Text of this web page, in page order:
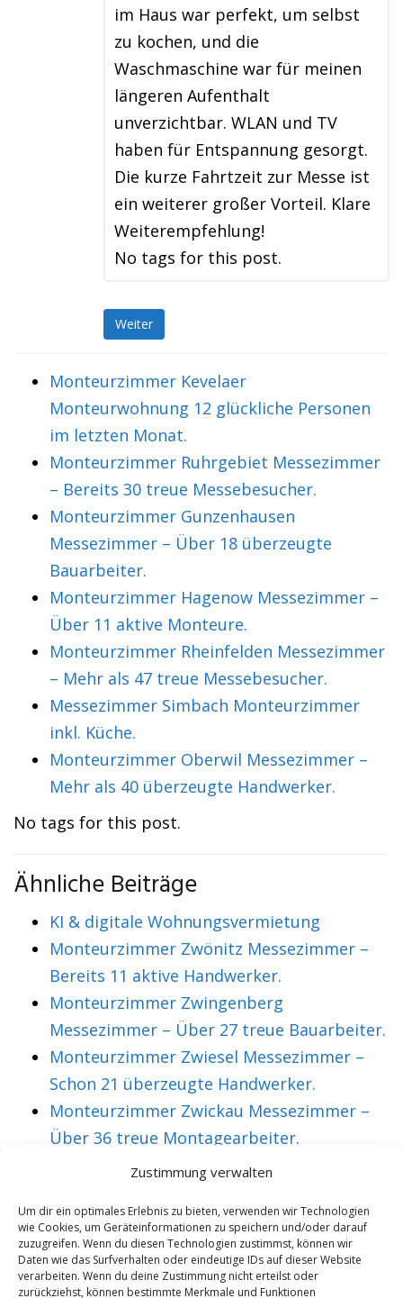
Zustimmung verwalten
Um dir ein optimales Erlebnis zu bieten, verwenden wir Technologien
wie Cookies, um Geräteinformationen zu speichern und/oder darauf
zuzugreifen. Wenn du diesen Technologien zustimmst, können wir
Daten wie das Surfverhalten oder eindeutige IDs auf dieser Website
verarbeiten. Wenn du deine Zustimmung nicht erteilst oder
zurückziehst, können bestimmte Merkmale und Funktionen
im Haus war perfekt, um selbst
zu kochen, und die
Waschmaschine war für meinen
längeren Aufenthalt
unverzichtbar. WLAN und TV
haben für Entspannung gesorgt.
Die kurze Fahrtzeit zur Messe ist
ein weiterer großer Vorteil. Klare
Weiterempfehlung!
No tags for this post.
Weiter
Monteurzimmer Kevelaer
Monteurwohnung 12 glückliche Personen
im letzten Monat.
Monteurzimmer Ruhrgebiet Messezimmer
– Bereits 30 treue Messebesucher.
Monteurzimmer Gunzenhausen
Messezimmer – Über 18 überzeugte
Bauarbeiter.
Monteurzimmer Hagenow Messezimmer –
Über 11 aktive Monteure.
Monteurzimmer Rheinfelden Messezimmer
– Mehr als 47 treue Messebesucher.
Messezimmer Simbach Monteurzimmer
inkl. Küche.
Monteurzimmer Oberwil Messezimmer –
Mehr als 40 überzeugte Handwerker.
No tags for this post.
Ähnliche Beiträge
KI & digitale Wohnungsvermietung
Monteurzimmer Zwönitz Messezimmer –
Bereits 11 aktive Handwerker.
Monteurzimmer Zwingenberg
Messezimmer – Über 27 treue Bauarbeiter.
Monteurzimmer Zwiesel Messezimmer –
Schon 21 überzeugte Handwerker.
Monteurzimmer Zwickau Messezimmer –
Über 36 treue Montagearbeiter.
VORHERIGER ARTIKEL
Monteurzimmer
Glauchau
Messezimmer –
NÄCHSTER ARTIKEL
Monteurzimmer
Glinde
Messezimmer –